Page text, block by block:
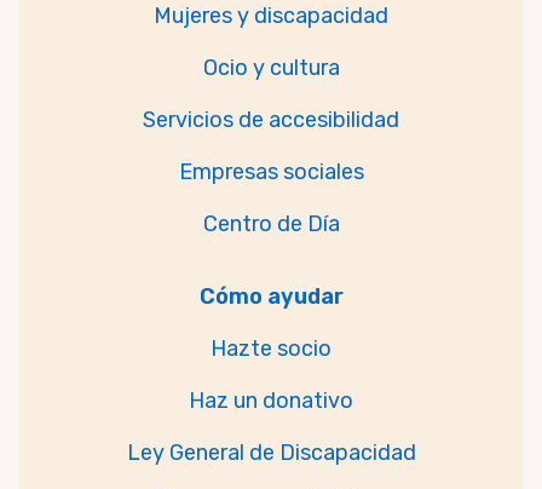
Mujeres y discapacidad
Ocio y cultura
Servicios de accesibilidad
Empresas sociales
Centro de Día
Cómo ayudar
Hazte socio
Haz un donativo
Ley General de Discapacidad